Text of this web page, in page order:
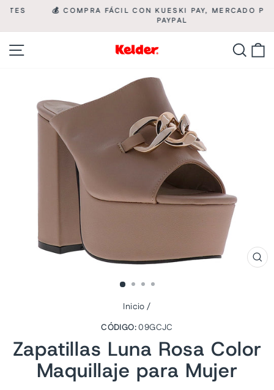
al
contenido
diapositivas
pausa
💰 COMPRA FÁCIL CON KUESKI PAY, MERCADO PAGO Y
Inicio /
CÓDIGO:09GCJC
Zapatillas Luna Rosa Color
Maquillaje para Mujer